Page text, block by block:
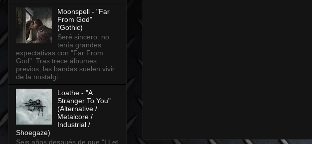
Moonspell - "Far
From God"
(Gothic)
Seré sincero: no
tenía grandes
expectativas con "Far From
God". Tras trece álbumes
previos, las bandas suelen vivir
de la nostalgi...
Loathe - "A
Stranger To You"
(Alternative /
Metalcore /
Industrial /
Shoegaze)
Seis años después de que "I Let